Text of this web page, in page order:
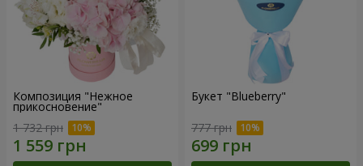
Композиция "Нежное
прикосновение"
1 732 грн
Букет "Blueberry"
777 грн